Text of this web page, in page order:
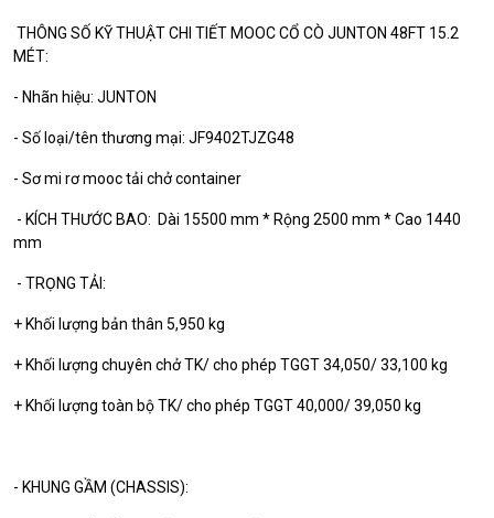
THÔNG SỐ KỸ THUẬT CHI TIẾT MOOC CỔ CÒ JUNTON 48FT 15.2
MÉT:
- Nhãn hiệu: JUNTON
- Số loại/tên thương mại: JF9402TJZG48
- Sơ mi rơ mooc tải chở container
- KÍCH THƯỚC BAO: Dài 15500 mm * Rộng 2500 mm * Cao 1440
mm
- TRỌNG TẢI:
+ Khối lượng bản thân 5,950 kg
+ Khối lượng chuyên chở TK/ cho phép TGGT 34,050/ 33,100 kg
+ Khối lượng toàn bộ TK/ cho phép TGGT 40,000/ 39,050 kg
- KHUNG GẦM (CHASSIS):